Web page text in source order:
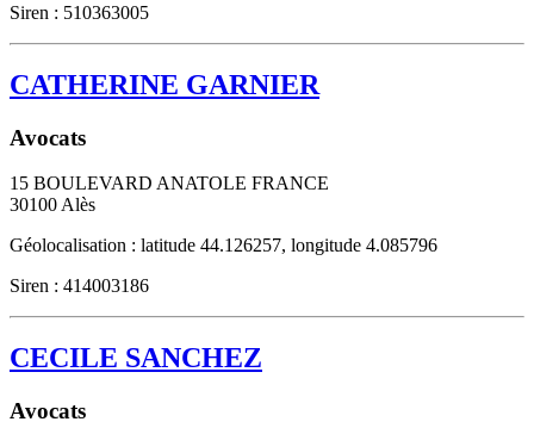
Siren : 510363005
CATHERINE GARNIER
Avocats
15 BOULEVARD ANATOLE FRANCE
30100 Alès
Géolocalisation : latitude 44.126257, longitude 4.085796
Siren : 414003186
CECILE SANCHEZ
Avocats